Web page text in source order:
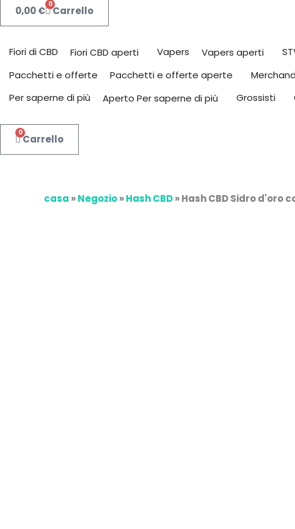
0,00€
0
Carrello
Fiori di CBD
Fiori CBD aperti Vapers Vapers aperti
Pacchetti e offerte
Pacchetti e offerte aperte
Per saperne di più
Aperto Per saperne di più Grossisti
0
Carrello
casa »Negozio»Hash CBD»Hash CBD Sidro d'oro